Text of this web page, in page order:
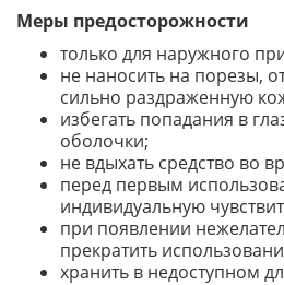
Меры предосторожности
только для наружного
не наносить на порезы,
сильно раздраженную
избегать попадания в
оболочки;
не вдыхать средство во
перед первым
индивидуальную
при появлении
прекратить
хранить в недоступном